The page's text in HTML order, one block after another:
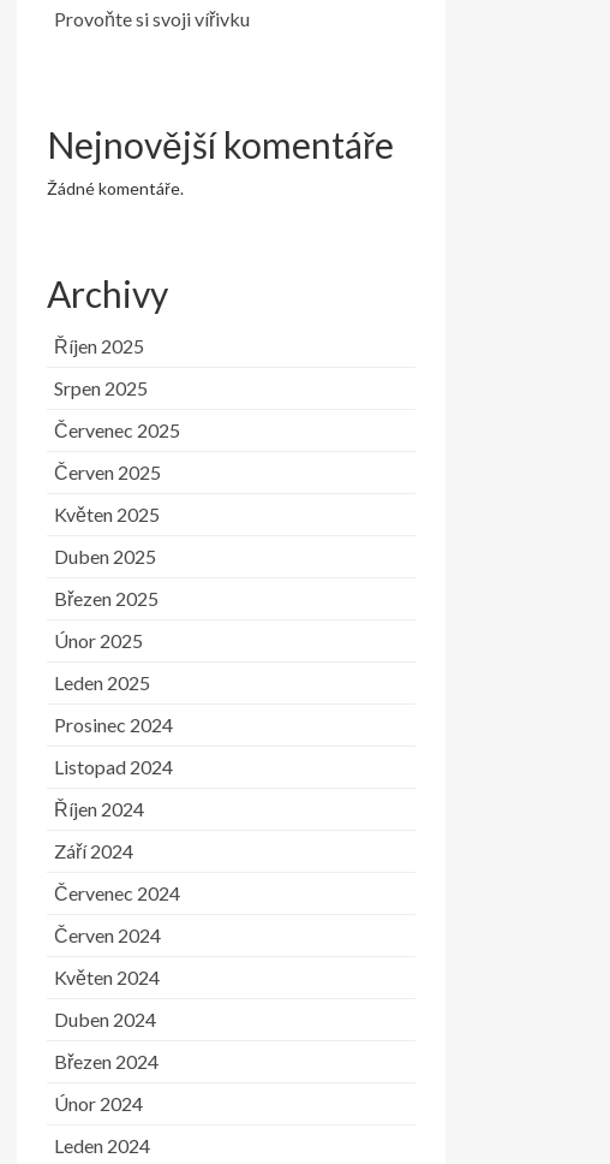
Provoňte si svoji vířivku
Nejnovější komentáře
Žádné komentáře.
Archivy
Říjen 2025
Srpen 2025
Červenec 2025
Červen 2025
Květen 2025
Duben 2025
Březen 2025
Únor 2025
Leden 2025
Prosinec 2024
Listopad 2024
Říjen 2024
Září 2024
Červenec 2024
Červen 2024
Květen 2024
Duben 2024
Březen 2024
Únor 2024
Leden 2024